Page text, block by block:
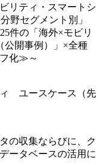
リティ・スマートシ
野セグメント別」
件の「海外×モビリ
公開事例）」×全種
化≫～
ィ ユースケース（先
の収集ならびに、ク
ータベースの活用に